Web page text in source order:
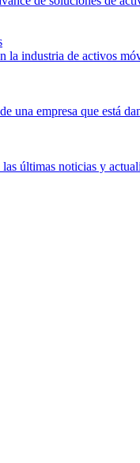
la industria de activos
una empresa que está
últimas noticias y